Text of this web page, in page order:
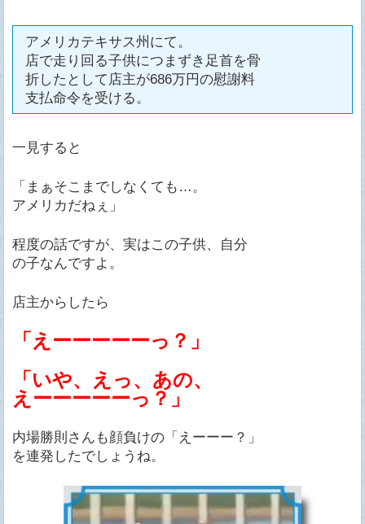
アメリカテキサス州にて。
店で走り回る子供につまずき足首を骨
折したとして店主が686万円の慰謝料
支払命令を受ける。
一見すると
「まぁそこまでしなくても…。
アメリカだねぇ」
程度の話ですが、実はこの子供、自分
の子なんですよ。
店主からしたら
「えーーーーーっ？」
「いや、えっ、あの、
えーーーーーっ？」
内場勝則さんも顔負けの「えーーー？」
を連発したでしょうね。